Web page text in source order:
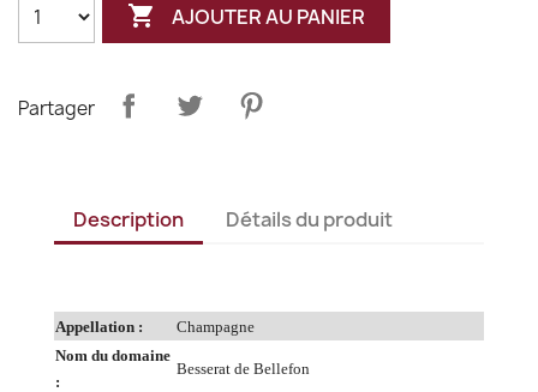
 AJOUTER AU PANIER
Partager
Description Détails du produit
Appellation :
Champagne
Nom du domaine
:
Besserat de Bellefon